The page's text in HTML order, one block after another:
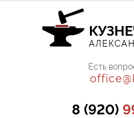
Есть
8 (920)